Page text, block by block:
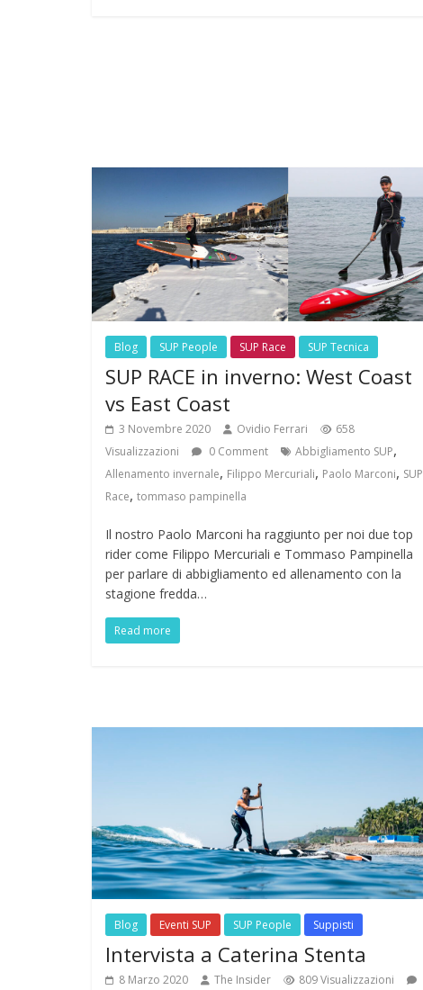
Blog SUP People SUP Race SUP Tecnica
SUP RACE in inverno: West Coast
vs East Coast
3 Novembre 2020 Ovidio Ferrari
658
Visualizzazioni
0 Comment Abbigliamento SUP,
Allenamento invernale, Filippo Mercuriali, Paolo Marconi, SUP
Race, tommaso pampinella
Il nostro Paolo Marconi ha raggiunto per noi due top
rider come Filippo Mercuriali e Tommaso Pampinella
per parlare di abbigliamento ed allenamento con la
stagione fredda…
Read more
Blog Eventi SUP SUP People Suppisti
Intervista a Caterina Stenta
8 Marzo 2020 The Insider 809 Visualizzazioni